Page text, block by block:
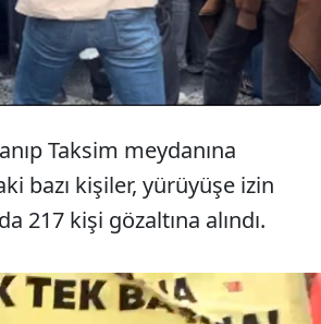
Taksim meydanına
bazı kişiler, yürüyüşe izin
217 kişi gözaltına alındı.